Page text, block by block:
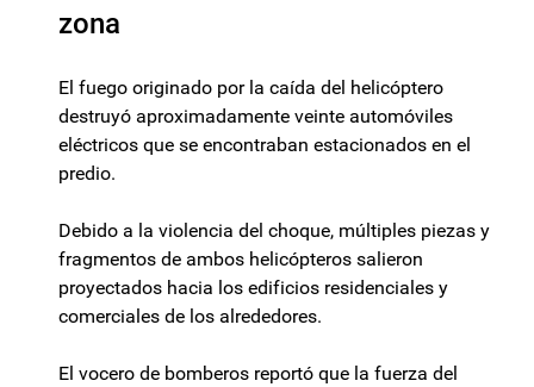
zona
El fuego originado por la caída del helicóptero
destruyó aproximadamente veinte automóviles
eléctricos que se encontraban estacionados en el
predio.
Debido a la violencia del choque, múltiples piezas y
fragmentos de ambos helicópteros salieron
proyectados hacia los edificios residenciales y
comerciales de los alrededores.
El vocero de bomberos reportó que la fuerza del